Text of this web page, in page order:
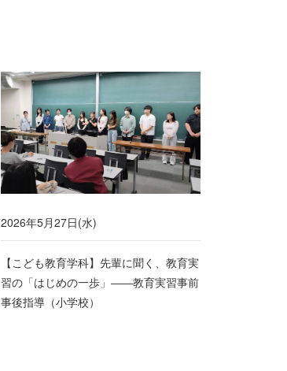
2026年5月27日(水)
【こども教育学科】先輩に聞く、教育実
習の「はじめの一歩」――教育実習事前
事後指導（小学校）